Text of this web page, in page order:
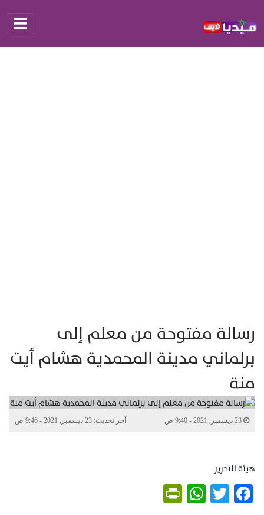
رسالة مفتوحة من معلم إلى
برلماني مدينة المحمدية هشام أيت
منة
آخر تحديث: 23 ديسمبر, 2021 - 9:46 ص
هيئة التحرير
Facebook
Twitter
WhatsApp